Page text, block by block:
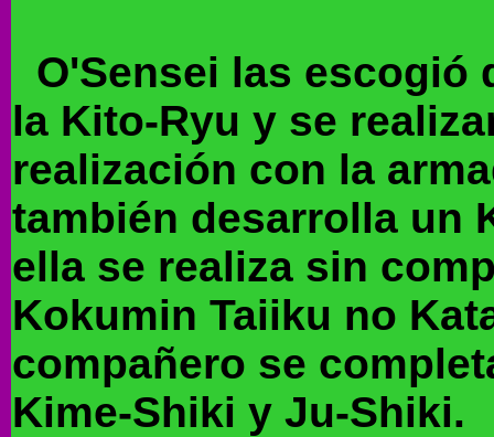
O'Sensei las escogió
la Kito-Ryu y se
realización con la
también desarrolla un
ella se realiza sin
Kokumin Taiiku no
compañero se
Kime-Shiki y Ju-Shiki.